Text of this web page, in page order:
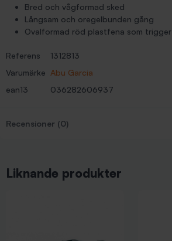
Bred och vågformad sked
Långsam och oregelbunden gång
Ovalformad röd plastfena som trigger
Referens
1312813
Varumärke Abu Garcia
ean13
036282606937
Recensioner (0)
Liknande produkter